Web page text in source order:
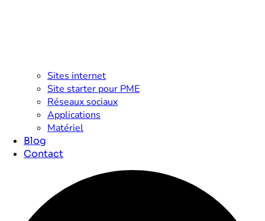
Sites internet
Site starter pour PME
Réseaux sociaux
Applications
Matériel
Blog
Contact